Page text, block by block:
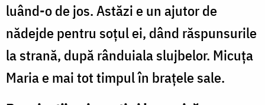
luând-o de jos. Astăzi e un ajutor de
nădejde pentru soțul ei, dând răspunsurile
la strană, după rânduiala slujbelor. Micuța
Maria e mai tot timpul în brațele sale.